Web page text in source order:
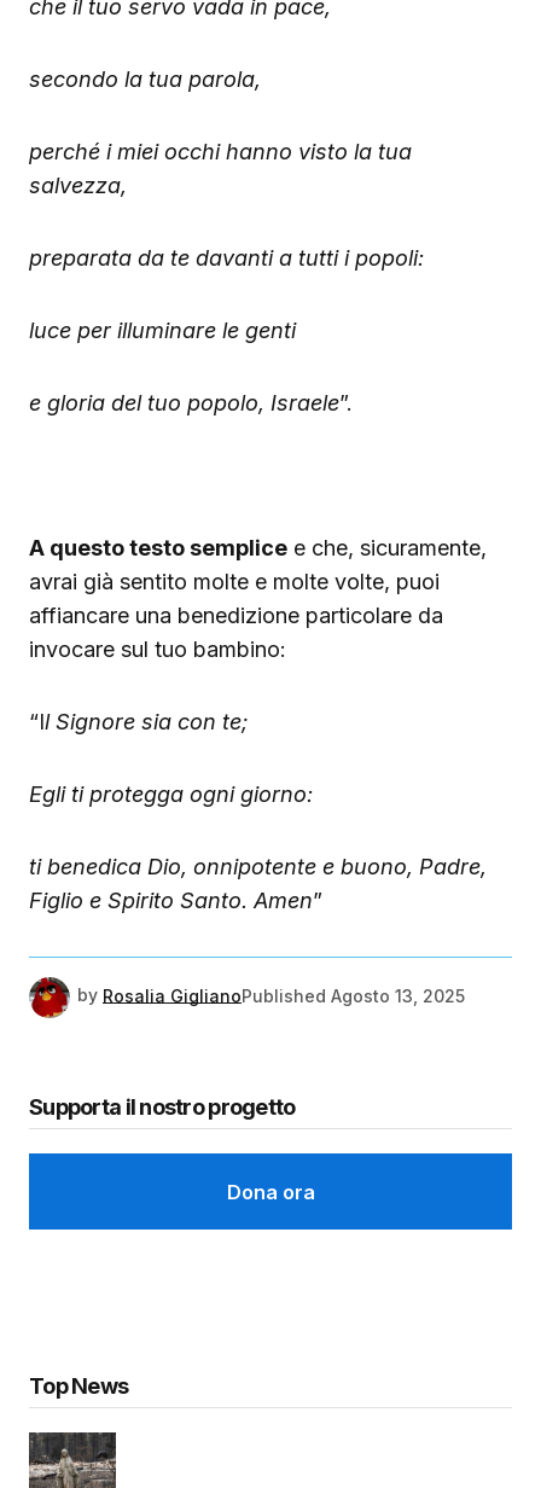
che il tuo servo vada in pace,
secondo la tua parola,
perché i miei occhi hanno visto la tua
salvezza,
preparata da te davanti a tutti i popoli:
luce per illuminare le genti
e gloria del tuo popolo, Israele”.
A questo testo semplice e che, sicuramente,
avrai già sentito molte e molte volte, puoi
affiancare una benedizione particolare da
invocare sul tuo bambino:
“Il Signore sia con te;
Egli ti protegga ogni giorno:
ti benedica Dio, onnipotente e buono, Padre,
Figlio e Spirito Santo. Amen”
by Rosalia GiglianoPublished Agosto 13, 2025
Supporta il nostro progetto
Dona ora
Top News